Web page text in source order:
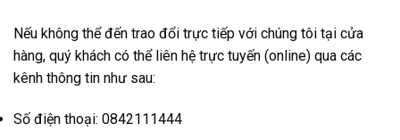
Nếu không thể đến trao đổi trực tiếp với chúng tôi tại cửa
hàng, quý khách có thể liên hệ trực tuyến (online) qua các
kênh thông tin như sau:
Số điện thoại: 0842111444